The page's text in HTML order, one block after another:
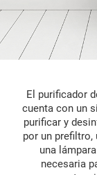
El purificador
cuenta con un
purificar y
por un prefiltro,
una
necesaria